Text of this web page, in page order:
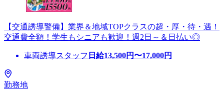
【交通誘導警備】業界＆地域TOPクラスの超・厚・待・遇！
交通費全額！学生もシニアも歓迎！週2日～＆日払い◎
車両誘導スタッフ 日給13,500円〜17,000円
勤務地